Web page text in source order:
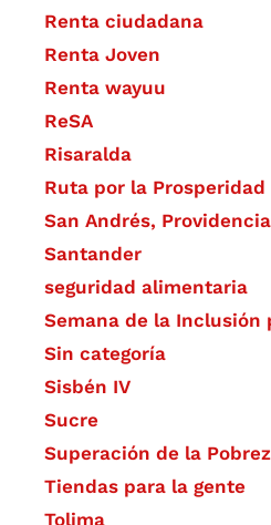
Renta ciudadana
Renta Joven
Renta wayuu
ReSA
Risaralda
Ruta por la Prosperidad
San Andrés,
Santander
seguridad alimentaria
Semana de la Inclusión
Sin categoría
Sisbén IV
Sucre
Superación de la
Tiendas para la gente
Tolima